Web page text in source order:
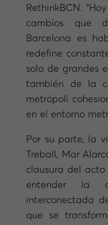
RethinkBCN.
cambios que
Barcelona es
redefine
solo de grandes
también de la
metrópoli
en el entorno
Por su parte, la
Treball, Mar
clausura del
entender la
interconectada
que se